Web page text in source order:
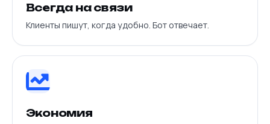
Всегда на связи
Клиенты пишут, когда удобно. Бот отвечает.
Экономия